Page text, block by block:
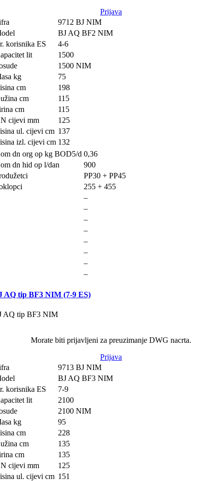
Prijava
9712 BJ NIM
BJ AQ BF2 NIM
korisnika ES
4-6
lit
1500
1500 NIM
kg
75
cm
198
cm
115
cm
115
cijevi mm
125
ul. cijevi cm 137
izl. cijevi cm 132
dn org op kg BOD5/d 0,36
dn hid op l/dan
900
PP30 + PP45
255 + 455
–
–
–
–
–
–
–
–
AQ tip BF3 NIM (7-9 ES)
AQ tip BF3 NIM
Morate biti prijavljeni za preuzimanje DWG nacrta.
Prijava
9713 BJ NIM
BJ AQ BF3 NIM
korisnika ES
7-9
lit
2100
2100 NIM
kg
95
cm
228
cm
135
cm
135
cijevi mm
125
ul. cijevi cm 151